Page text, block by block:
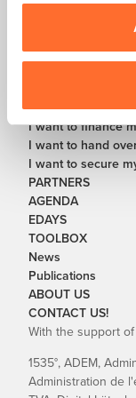
vos données
protection des
I want to start or
I want to
I want to close my
I want to finance
I want to hand
I want to secure
PARTNERS
AGENDA
EDAYS
TOOLBOX
News
Publications
ABOUT US
CONTACT US!
With the support of
1535°, ADEM,
Administration de